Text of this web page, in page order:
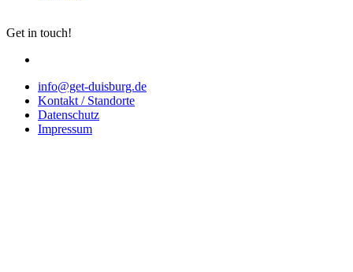
Get in touch!
info@get-duisburg.de
Kontakt / Standorte
Datenschutz
Impressum